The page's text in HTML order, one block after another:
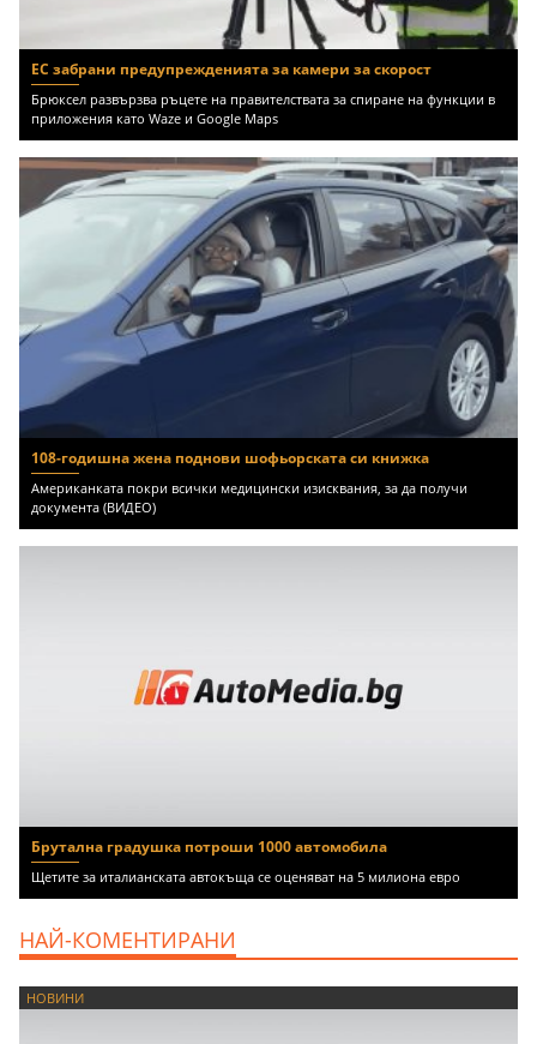
ЕС забрани предупрежденията за камери за скорост
Брюксел развързва ръцете на правителствата за спиране на функции в
приложения като Waze и Google Maps
108-годишна жена поднови шофьорската си книжка
Американката покри всички медицински изисквания, за да получи
документа (ВИДЕО)
Брутална градушка потроши 1000 автомобила
Щетите за италианската автокъща се оценяват на 5 милиона евро
НАЙ-КОМЕНТИРАНИ
НОВИНИ